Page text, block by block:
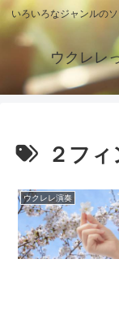
いろいろなジャンルの
ウクレレ
２フ
ウクレレ演奏